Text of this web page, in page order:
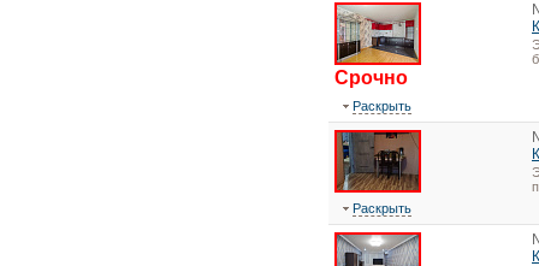
Срочно
Раскрыть
Раскрыть